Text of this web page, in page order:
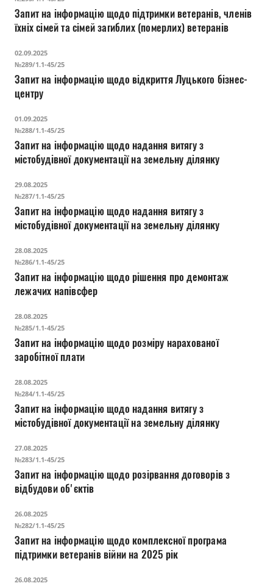
Запит на інформацію щодо підтримки ветеранів, членів
їхніх сімей та сімей загиблих (померлих) ветеранів
02.09.2025
№289/1.1-45/25
Запит на інформацію щодо відкриття Луцького бізнес-
центру
01.09.2025
№288/1.1-45/25
Запит на інформацію щодо надання витягу з
містобудівної документації на земельну ділянку
29.08.2025
№287/1.1-45/25
Запит на інформацію щодо надання витягу з
містобудівної документації на земельну ділянку
28.08.2025
№286/1.1-45/25
Запит на інформацію щодо рішення про демонтаж
лежачих напівсфер
28.08.2025
№285/1.1-45/25
Запит на інформацію щодо розміру нарахованої
заробітної плати
28.08.2025
№284/1.1-45/25
Запит на інформацію щодо надання витягу з
містобудівної документації на земельну ділянку
27.08.2025
№283/1.1-45/25
Запит на інформацію щодо розірвання договорів з
відбудови об'єктів
26.08.2025
№282/1.1-45/25
Запит на інформацію щодо комплексної програма
підтримки ветеранів війни на 2025 рік
26.08.2025